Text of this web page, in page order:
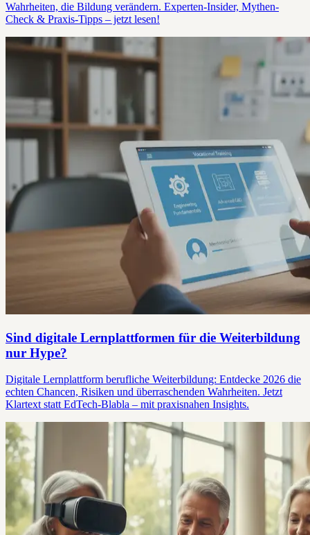
Wahrheiten, die Bildung verändern. Experten-Insider, Mythen-
Check & Praxis-Tipps – jetzt lesen!
Sind digitale Lernplattformen für die Weiterbildung
nur Hype?
Digitale Lernplattform berufliche Weiterbildung: Entdecke 2026 die
echten Chancen, Risiken und überraschenden Wahrheiten. Jetzt
Klartext statt EdTech-Blabla – mit praxisnahen Insights.